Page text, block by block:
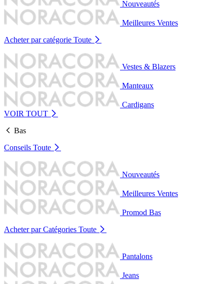
Nouveautés
Meilleures Ventes
Acheter par catégorie Toute
Vestes & Blazers
Manteaux
Cardigans
VOIR TOUT
Bas
Conseils Toute
Nouveautés
Meilleures Ventes
Promod Bas
Acheter par Catégories Toute
Pantalons
Jeans